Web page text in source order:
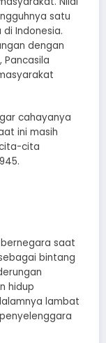
satu
Indonesia.
dengan
Pancasila
cahayanya
ini masih
cita
saat
bintang
hidup
lambat